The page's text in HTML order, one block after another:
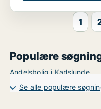
1
Populære
Andelsbolig i Karlslunde
Se alle populære